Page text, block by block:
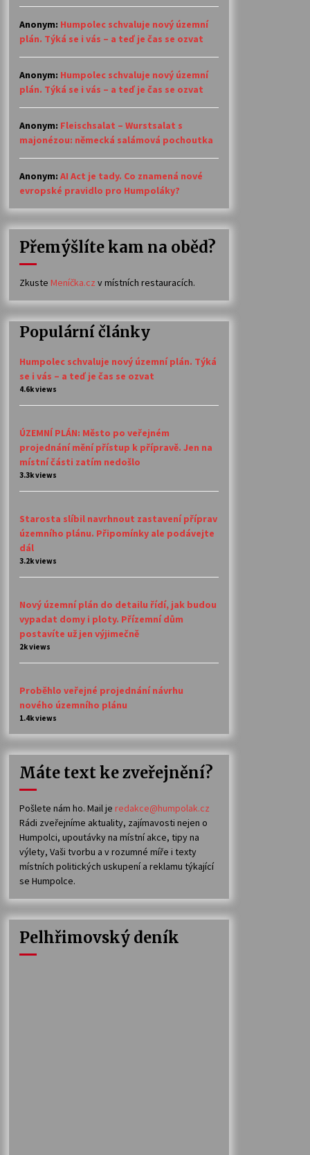
Anonym: Humpolec schvaluje nový územní
plán. Týká se i vás – a teď je čas se ozvat
Anonym: Humpolec schvaluje nový územní
plán. Týká se i vás – a teď je čas se ozvat
Anonym: Fleischsalat – Wurstsalat s
majonézou: německá salámová pochoutka
Anonym: AI Act je tady. Co znamená nové
evropské pravidlo pro Humpoláky?
Přemýšlíte kam na oběd?
Zkuste Meníčka.cz v místních restauracích.
Populární články
Humpolec schvaluje nový územní plán. Týká
se i vás – a teď je čas se ozvat
4.6k views
ÚZEMNÍ PLÁN: Město po veřejném
projednání mění přístup k přípravě. Jen na
místní části zatím nedošlo
3.3k views
Starosta slíbil navrhnout zastavení příprav
územního plánu. Připomínky ale podávejte
dál
3.2k views
Nový územní plán do detailu řídí, jak budou
vypadat domy i ploty. Přízemní dům
postavíte už jen výjimečně
2k views
Proběhlo veřejné projednání návrhu
nového územního plánu
1.4k views
Máte text ke zveřejnění?
Pošlete nám ho. Mail je redakce@humpolak.cz
Rádi zveřejníme aktuality, zajímavosti nejen o
Humpolci, upoutávky na místní akce, tipy na
výlety, Vaši tvorbu a v rozumné míře i texty
místních politických uskupení a reklamu týkající
se Humpolce.
Pelhřimovský deník